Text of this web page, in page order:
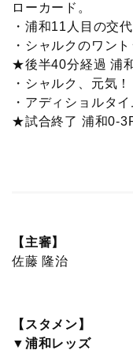
ローカード。
・浦和11人目の交
・シャルクのワント
★後半40分経過 浦
・シャルク、元気！
・アディショルタイ
★試合終了 浦和0-
【主審】
佐藤 隆治
【スタメン】
▼浦和レッズ